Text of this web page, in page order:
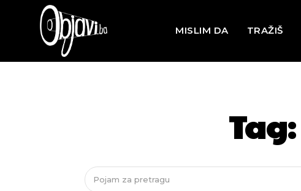
MISLIM DA TRAŽIŠ
Tag:
Pojam za pretragu